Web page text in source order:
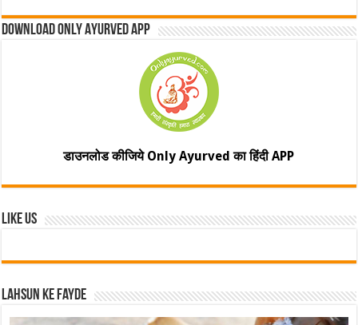
Download Only Ayurved App
डाउनलोड कीजिये Only Ayurved का हिंदी APP
Like Us
Lahsun ke fayde